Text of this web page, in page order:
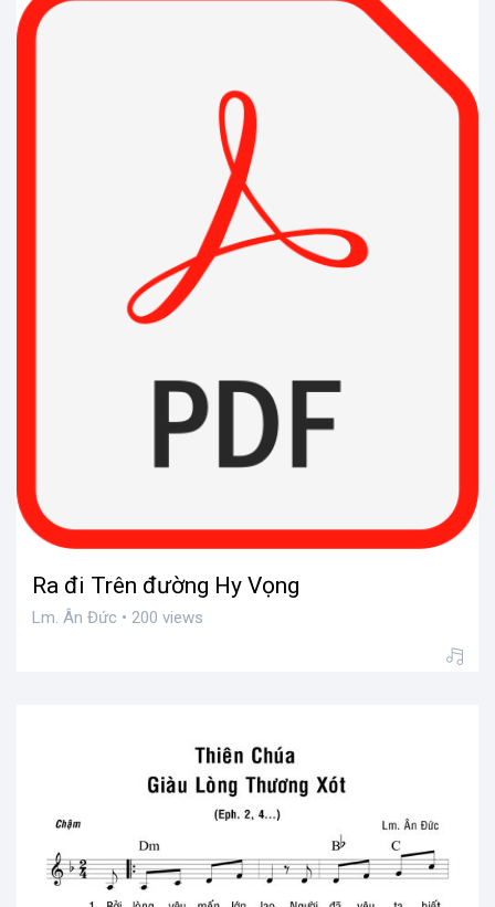
Lời Cầu Cho Tội Nhân
Lm. Ân Đức • 200 views